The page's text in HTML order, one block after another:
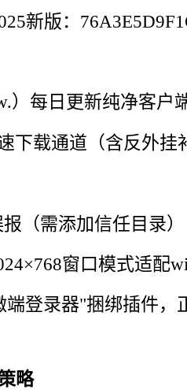
新版：
）每日更新纯净客户
下载通道（含反外挂
（需添加信任目录）
窗口模式适配
端登录器"捆绑插件，
略